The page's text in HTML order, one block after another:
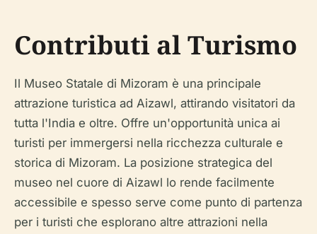
Contributi al Turismo
Il Museo Statale di Mizoram è una principale
attrazione turistica ad Aizawl, attirando visitatori da
tutta l'India e oltre. Offre un'opportunità unica ai
turisti per immergersi nella ricchezza culturale e
storica di Mizoram. La posizione strategica del
museo nel cuore di Aizawl lo rende facilmente
accessibile e spesso serve come punto di partenza
per i turisti che esplorano altre attrazioni nella